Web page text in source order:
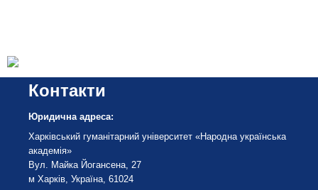
Контакти
Юридична адреса:
Харківський гуманітарний університет «Народна українська
академія»
Вул. Майка Йогансена, 27
м Харків, Україна, 61024